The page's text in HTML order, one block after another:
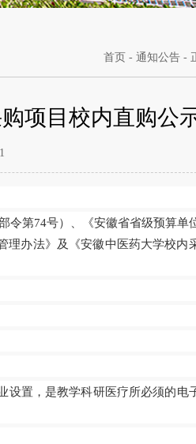
首页- 通知公告-
项目校内直购公
令第74号）
《安徽省省级预算单
理办法》 及 《安徽中医药大学校内
设置， 是教学科研医疗所必须的电